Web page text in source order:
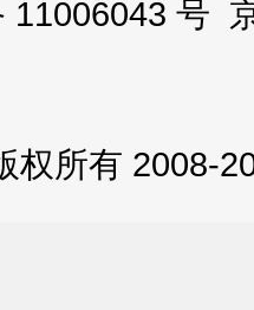
11006043 号
权所有 2008-